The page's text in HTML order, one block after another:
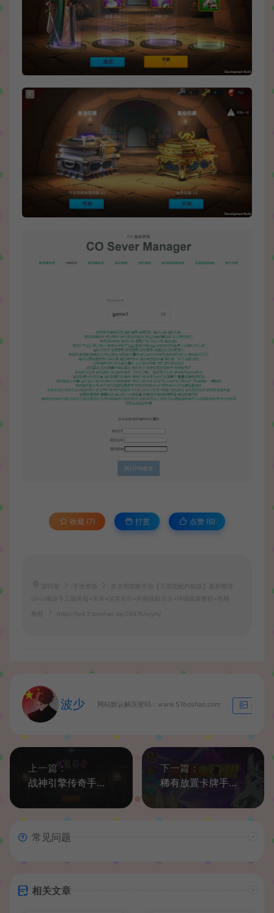
收藏 (7) 打赏 点赞 (6)
手游资源
多文明策略手游【万国觉醒内购版】最新整理
Linux商业手工服务端+安卓+运营后台+内购授权后台+详细搭建教程+视频
教程 https://wd.51boshao.vip/29476/syym/
波少 网站默认解压密码：www.51boshao.com 生成海
上一篇：
战神引擎传奇手游【云游复古传奇】最新整理Win一键服务端+安卓苹果双端+GM授权物品后台+详细搭建教程
下一篇：
稀有放置卡牌手游【天域幻想】最新整理Linux手工服务端+安卓苹果双端+GM后台+详细搭建教程
常见问题
相关文章